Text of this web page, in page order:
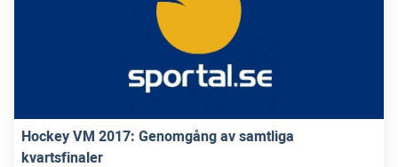
Hockey VM 2017: Genomgång av samtliga
kvartsfinaler